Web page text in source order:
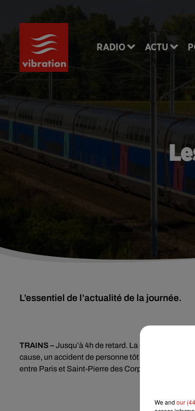
RADIO ACTU
TRAINS –Jusqu’à 4h de retard. La circulation des
cause, un accident de personne tôt ce matin au
entre Paris et Saint-Pierre des Corps, le trafic des
We and our